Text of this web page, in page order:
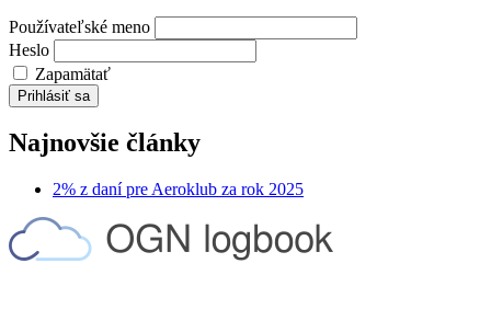
Používateľské meno
Heslo
Zapamätať
Prihlásiť sa
Najnovšie články
2% z daní pre Aeroklub za rok 2025